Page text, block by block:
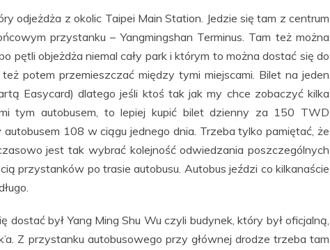
odjeżdża z okolic Taipei Main Station. Jedzie się tam z centrum
przystanku – Yangmingshan Terminus. Tam też można
pętli objeżdża niemal cały park i którym to można dostać się do
potem przemieszczać między tymi miejscami. Bilet na jeden
Easycard) dlatego jeśli ktoś tak jak my chce zobaczyć kilka
tym autobusem, to lepiej kupić bilet dzienny za 150 TWD
108 w ciągu jednego dnia. Trzeba tylko pamiętać, że
jest tak wybrać kolejność odwiedzania poszczególnych
przystanków po trasie autobusu. Autobus jeździ co kilkanaście
dostać był Yang Ming Shu Wu czyli budynek, który był oficjalną,
Z przystanku autobusowego przy głównej drodze trzeba tam